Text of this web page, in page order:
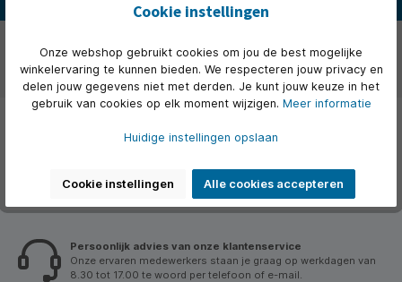
Beoordelingen
Persoonlijk advies van onze klantenservice
Onze ervaren medewerkers staan je graag op werkdagen van
8.30 tot 17.00 te woord per telefoon of e-mail.
Cookie instellingen
Onze webshop gebruikt cookies om jou de best mogelijke
winkelervaring te kunnen bieden. We respecteren jouw privacy en
delen jouw gegevens niet met derden. Je kunt jouw keuze in het
gebruik van cookies op elk moment wijzigen. Meer informatie
Huidige instellingen opslaan
Cookie instellingen Alle cookies accepteren